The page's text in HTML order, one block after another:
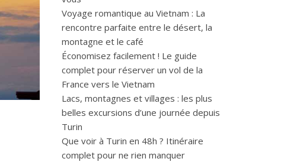
Voyage romantique au Vietnam : La
rencontre parfaite entre le désert, la
montagne et le café
Économisez facilement ! Le guide
complet pour réserver un vol de la
France vers le Vietnam
Lacs, montagnes et villages : les plus
belles excursions d’une journée depuis
Turin
Que voir à Turin en 48h ? Itinéraire
complet pour ne rien manquer